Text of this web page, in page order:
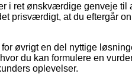
i ret ønskværdige genveje til
prisværdigt, at du eftergår
øvrigt en del nyttige
du kan formulere en
oplevelser.